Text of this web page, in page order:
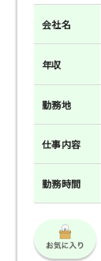
会社名
年収
勤務地
仕事内容
勤務時間